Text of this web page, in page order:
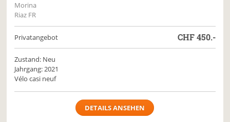
Morina
Riaz FR
Privatangebot CHF450.-
Zustand: Neu
Jahrgang: 2021
Vélo casi neuf
DETAILS ANSEHEN